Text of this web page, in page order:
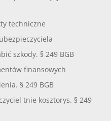
techniczne
szkody. § 249 BGB
finansowych
§ 249 BGB
tnie kosztorys. § 249